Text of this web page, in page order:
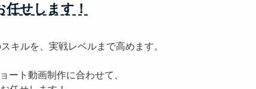
せします！
キルを、実戦レベルまで高めます。
ート動画制作に合わせて、